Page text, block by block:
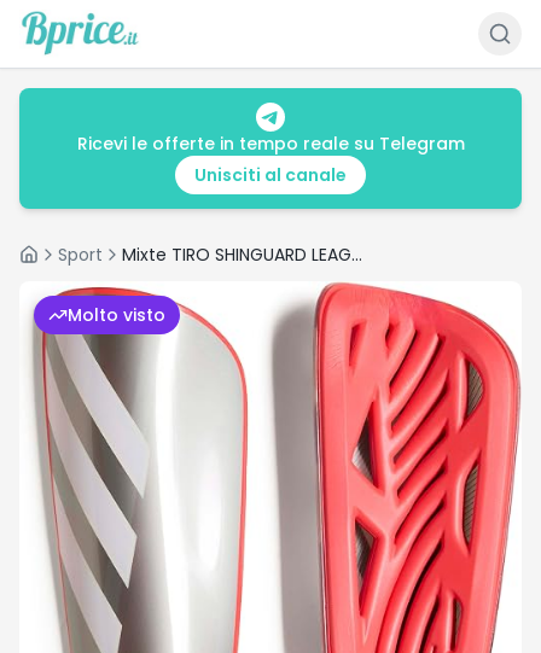
Ricevi le offerte in tempo reale su Telegram
Unisciti al canale
HomeSport Mixte TIRO SHINGUARD LEAGUE, iron met./lucid red/white/zero met.
Molto visto